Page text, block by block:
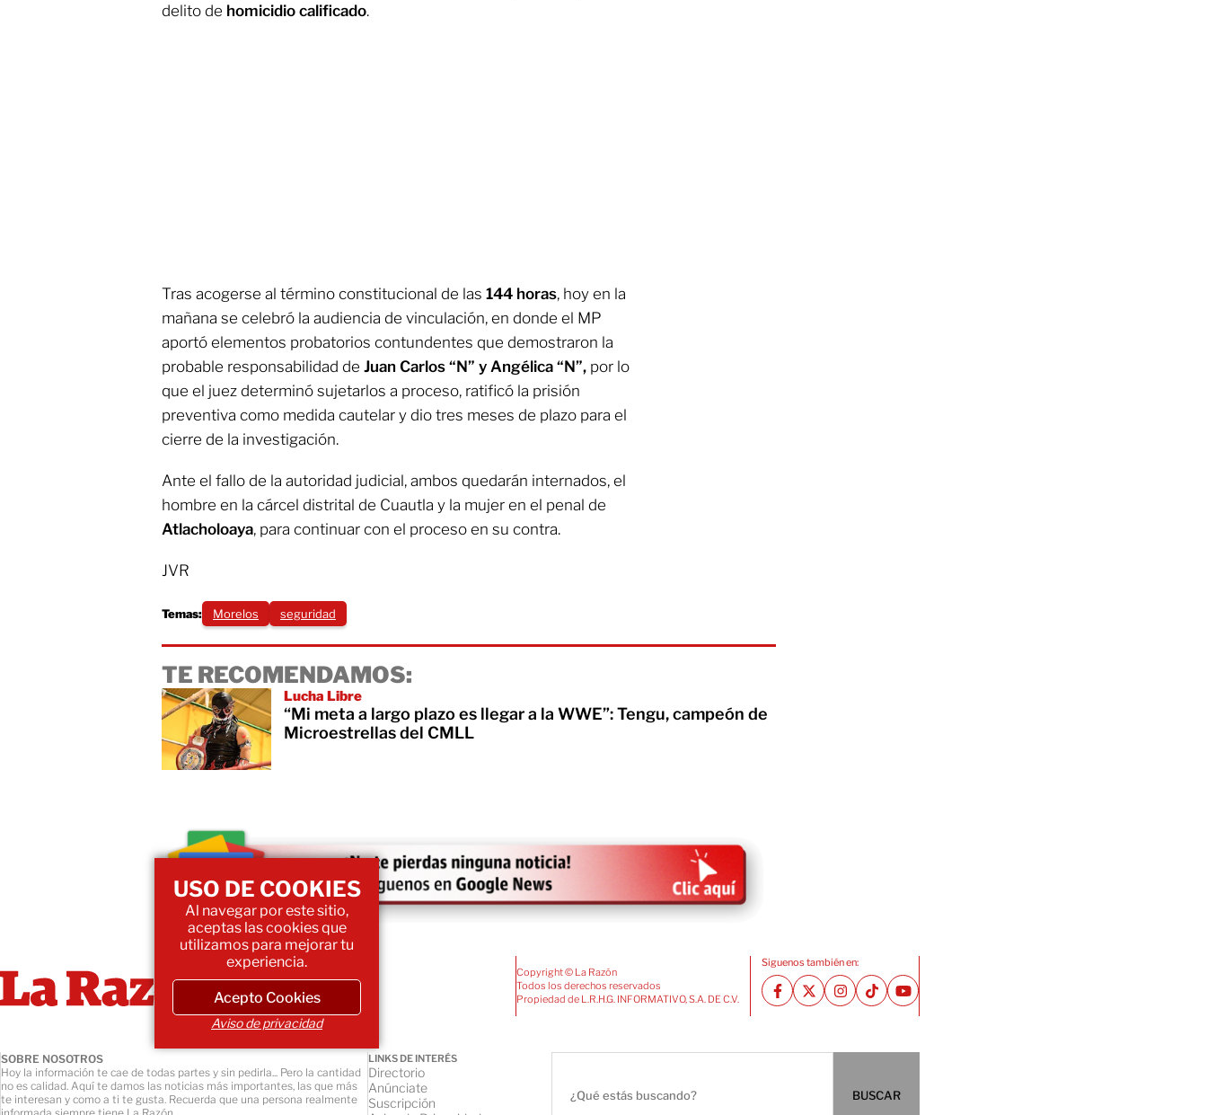
delito de homicidio calificado.
Tras acogerse al término constitucional de las 144 horas, hoy en la
mañana se celebró la audiencia de vinculación, en donde el MP
aportó elementos probatorios contundentes que demostraron la
probable responsabilidad de Juan Carlos “N” y Angélica “N”, por lo
que el juez determinó sujetarlos a proceso, ratificó la prisión
preventiva como medida cautelar y dio tres meses de plazo para el
cierre de la investigación.
Ante el fallo de la autoridad judicial, ambos quedarán internados, el
hombre en la cárcel distrital de Cuautla y la mujer en el penal de
Atlacholoaya, para continuar con el proceso en su contra.
JVR
Temas: Morelos seguridad
TE RECOMENDAMOS:
Lucha Libre
“Mi meta a largo plazo es llegar a la WWE”: Tengu, campeón de
Microestrellas del CMLL
Copyright © La Razón
Todos los derechos reservados
Propiedad de L.R.H.G. INFORMATIVO, S.A. DE C.V.
Siguenos también en:
SOBRE NOSOTROS
Hoy la información te cae de todas partes y sin pedirla... Pero la cantidad
no es calidad. Aquí te damos las noticias más importantes, las que más
te interesan y como a ti te gusta. Recuerda que una persona realmente
LINKS DE INTERÉS
Directorio
Anúnciate
Suscripción
BUSCAR
USO DE COOKIES
Al navegar por este sitio,
aceptas las cookies que
utilizamos para mejorar tu
experiencia.
Acepto Cookies
Aviso de privacidad